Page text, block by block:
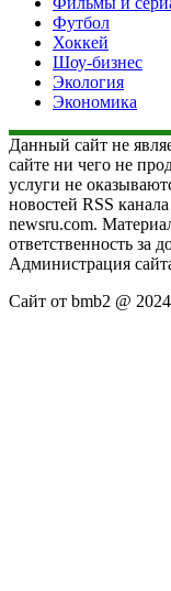
Футбол
Хоккей
Шоу-бизнес
Экология
Экономика
Данный сайт не
сайте ни чего не
услуги не
новостей RSS
newsru.com.
ответственность за
Администрация
Сайт от bmb2 @ 2024